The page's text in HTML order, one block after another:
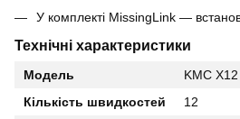
У комплекті MissingLink —
Технічні характеристики
Модель
KMC
Кількість швидкостей
12